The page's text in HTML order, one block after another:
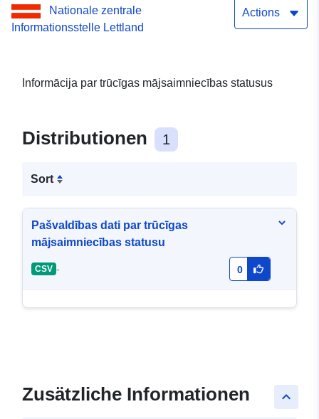
40900038006
Nationale zentrale
Informationsstelle Lettland
Actions
Informācija par trūcīgas mājsaimniecības statusus
Distributionen 1
Sort
Pašvaldības dati par trūcīgas
mājsaimniecības statusu
CSV - 0
keyboard_arrow_up
Zusätzliche Informationen